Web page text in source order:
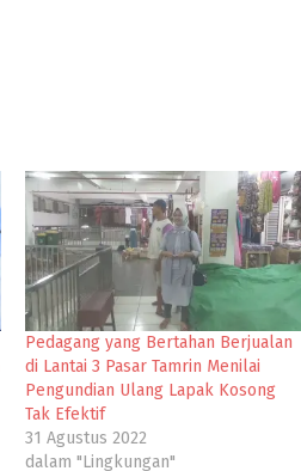
Pedagang yang Bertahan Berjualan
di Lantai 3 Pasar Tamrin Menilai
Pengundian Ulang Lapak Kosong
Tak Efektif
31 Agustus 2022
dalam "Lingkungan"